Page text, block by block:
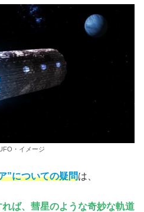
・イメージ
”についての疑問は、
ば、彗星のような奇妙な軌道